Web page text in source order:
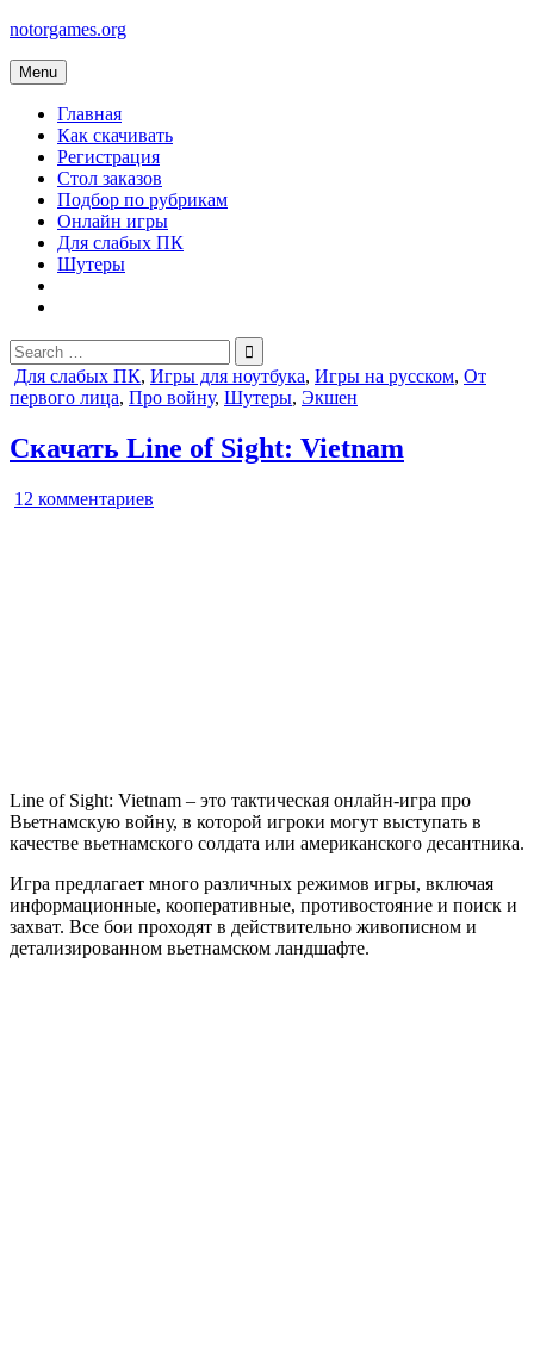
Skip
content
notorgames.org
Menu
Главная
Как скачивать
Регистрация
Стол заказов
Подбор по рубрикам
Онлайн игры
Для слабых ПК
Шутеры
Search
for:
Posted
in
Для слабых ПК, Игры для ноутбука, Игры на русском, От
первого лица, Про войну, Шутеры, Экшен
Скачать Line of Sight: Vietnam
12 комментариев
Line of Sight: Vietnam – это тактическая онлайн-игра про
Вьетнамскую войну, в которой игроки могут выступать в
качестве вьетнамского солдата или американского десантника.
Игра предлагает много различных режимов игры, включая
информационные, кооперативные, противостояние и поиск и
захват. Все бои проходят в действительно живописном и
детализированном вьетнамском ландшафте.